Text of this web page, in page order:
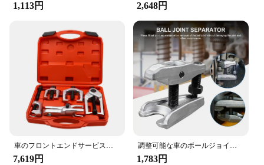
1,113円 2,648円
車のフロントエンドサービスセット,ボールジョイント付きセパレーターキット,ピットマンアーム,タイロッドエンド,スプリッターリムーバー,5個
7,619円
調整可能な車のボールジョイント抽出ツール,32mm,ボールジョイント分離器,自動車のステアリングシステムツール,ボールヘッドエクストラクター
1,783円